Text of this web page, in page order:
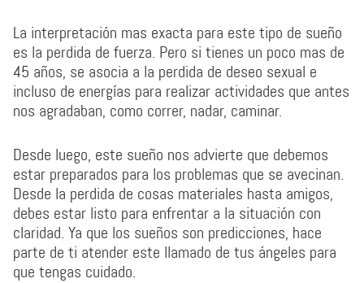
La interpretación mas exacta para este tipo de sueño
es la perdida de fuerza. Pero si tienes un poco mas de
45 años, se asocia a la perdida de deseo sexual e
incluso de energías para realizar actividades que antes
nos agradaban, como correr, nadar, caminar.
Desde luego, este sueño nos advierte que debemos
estar preparados para los problemas que se avecinan.
Desde la perdida de cosas materiales hasta amigos,
debes estar listo para enfrentar a la situación con
claridad. Ya que los sueños son predicciones, hace
parte de ti atender este llamado de tus ángeles para
que tengas cuidado.